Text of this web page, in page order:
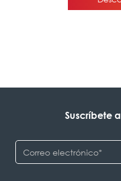
Suscríbete a